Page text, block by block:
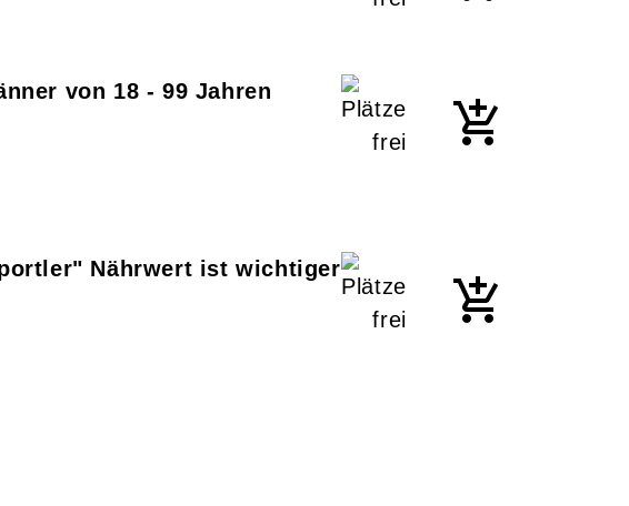
von 18 - 99 Jahren
Nährwert ist wichtiger